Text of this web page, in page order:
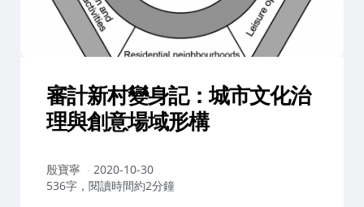
審計新村變身記：城市文化治
理與創意場域形構
作
者：
殷寶寧
2020-10-30
536字，閱讀時間約2分鐘